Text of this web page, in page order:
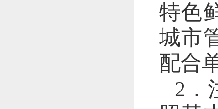
特色
城市
配合
2．